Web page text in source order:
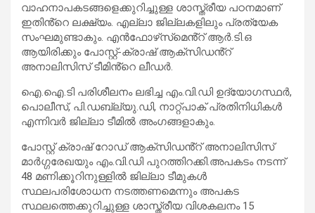
വാഹനാപകടങ്ങളെക്കുറിച്ചുള്ള ശാസ്ത്രീയ പഠനമാണ്
ഇതിൻ്റെ ലക്ഷ്യം. എല്ലാ ജില്ലകളിലും പ്രത്യേക
സംഘമുണ്ടാകും. എന്‍ഫോഴ്‌സ്‌മെൻ്റ് ആര്‍.ടി.ഒ
ആയിരിക്കും പോസ്റ്റ്-ക്രാഷ് ആക്‌സിഡൻ്റ്
അനാലിസിസ് ടീമിൻ്റെ ലീഡര്‍.
ഐ.ഐ.ടി പരിശീലനം ലഭിച്ച എം.വി.ഡി ഉദ്യോഗസ്ഥര്‍,
പൊലീസ്, പി.ഡബ്ല്യു.ഡി, നാറ്റ്പാക് പ്രതിനിധികള്‍
എന്നിവര്‍ ജില്ലാ ടീമില്‍ അംഗങ്ങളാകും.
പോസ്റ്റ് ക്രാഷ് റോഡ് ആക്‌സിഡൻ്റ് അനാലിസിസ്
മാര്‍ഗ്ഗരേഖയും എം.വി.ഡി പുറത്തിറക്കി.അപകടം നടന്ന്
48 മണിക്കൂറിനുള്ളില്‍ ജില്ലാ ടീമുകള്‍
സ്ഥലപരിശോധന നടത്തണമെന്നും അപകട
സ്ഥലത്തെക്കുറിച്ചുള്ള ശാസ്ത്രീയ വിശകലനം 15